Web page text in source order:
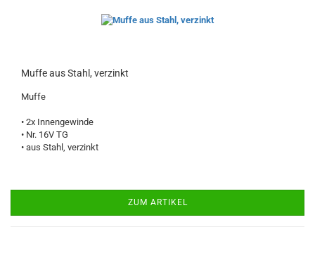
Muffe aus Stahl, verzinkt
Muffe
• 2x Innengewinde
• Nr. 16V TG
• aus Stahl, verzinkt
ZUM ARTIKEL